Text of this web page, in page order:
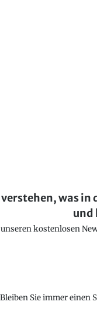
verstehen, was
und
kostenlosen
Bleiben Sie immer einen